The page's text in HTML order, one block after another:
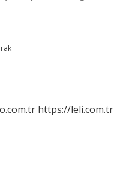
https://leli.com.tr